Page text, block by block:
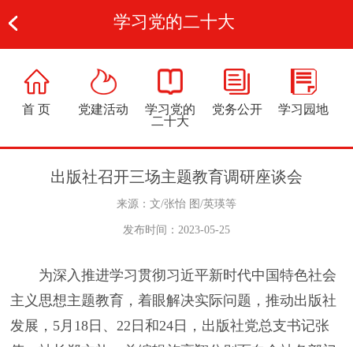
学习党的二十大
首 页 党建活动
学习党的
二十大
党务公开 学习园地
出版社召开三场主题教育调研座谈会
来源：文/张怡 图/英瑛等
发布时间：2023-05-25
为深入推进学习贯彻习近平新时代中国特色社会
主义思想主题教育，着眼解决实际问题，推动出版社
发展，5月18日、22日和24日，出版社党总支书记张